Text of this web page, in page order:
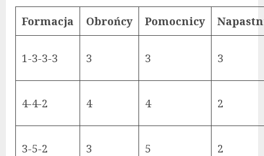
Formacja Obrońcy Pomocnicy
1-3-3-3 3 3 3
4-4-2 4 4 2
3-5-2 3 5 2